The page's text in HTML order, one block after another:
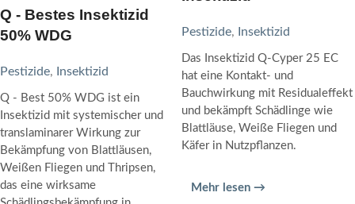
Q - Bestes Insektizid
50% WDG
Pestizide, Insektizid
Q - Best 50% WDG ist ein
Insektizid mit systemischer und
translaminarer Wirkung zur
Bekämpfung von Blattläusen,
Weißen Fliegen und Thripsen,
das eine wirksame
Pestizide, Insektizid
Das Insektizid Q-Cyper 25 EC
hat eine Kontakt- und
Bauchwirkung mit Residualeffekt
und bekämpft Schädlinge wie
Blattläuse, Weiße Fliegen und
Käfer in Nutzpflanzen.
Mehr lesen →